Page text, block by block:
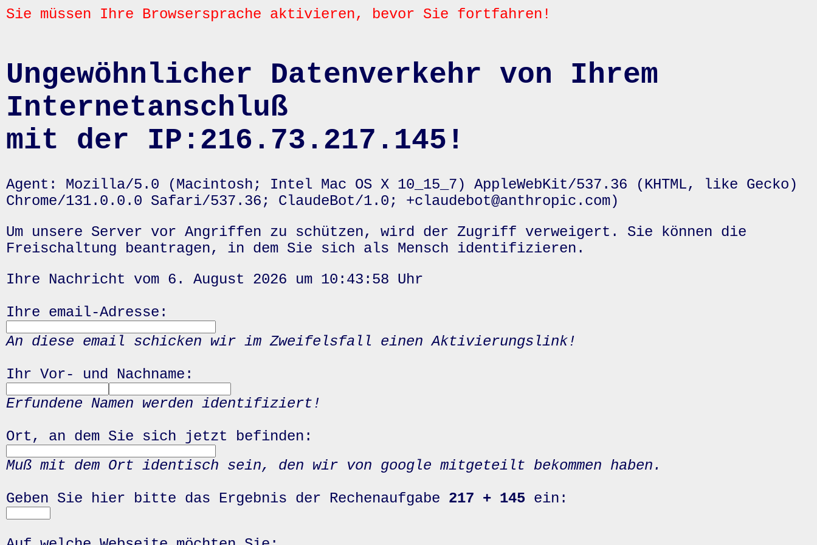
Sie müssen Ihre Browsersprache aktivieren, bevor Sie fortfahren!
Ungewöhnlicher Datenverkehr von Ihrem
Internetanschluß
mit der IP:216.73.217.145!
Agent: Mozilla/5.0 (Macintosh; Intel Mac OS X 10_15_7) AppleWebKit/537.36 (KHTML, like Gecko)
Chrome/131.0.0.0 Safari/537.36; ClaudeBot/1.0; +claudebot@anthropic.com)
Um unsere Server vor Angriffen zu schützen, wird der Zugriff verweigert. Sie können die
Freischaltung beantragen, in dem Sie sich als Mensch identifizieren.
Ihre Nachricht vom 6. August 2026 um 10:43:58 Uhr
Ihre email-Adresse:
An diese email schicken wir im Zweifelsfall einen Aktivierungslink!
Ihr Vor- und Nachname:
Erfundene Namen werden identifiziert!
Ort, an dem Sie sich jetzt befinden:
Muß mit dem Ort identisch sein, den wir von google mitgeteilt bekommen haben.
Geben Sie hier bitte das Ergebnis der Rechenaufgabe 217 + 145 ein: